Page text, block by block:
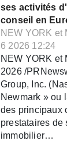
ses activités
conseil en
NEW YORK et
6 2026 12:24
NEW YORK et
2026 /
Group, Inc.
Newmark » ou
des principaux
prestataires de
immobilier…